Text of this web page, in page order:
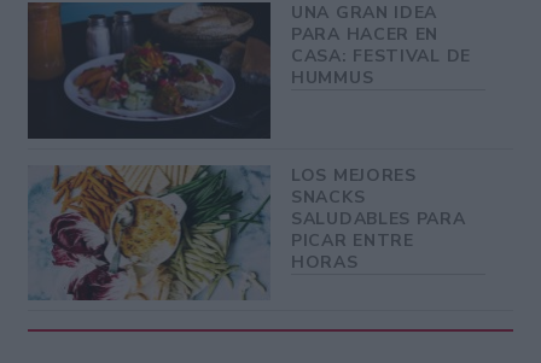
UNA GRAN IDEA
PARA HACER EN
CASA: FESTIVAL DE
HUMMUS
LOS MEJORES
SNACKS
SALUDABLES PARA
PICAR ENTRE
HORAS